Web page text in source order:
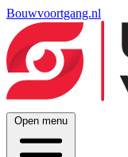
Bouwvoortgang.nl
Open menu